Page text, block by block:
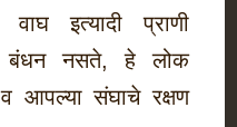
इत्यादी प्राणी
बंधन नसते, हे लोक
आपल्या संघाचे रक्षण